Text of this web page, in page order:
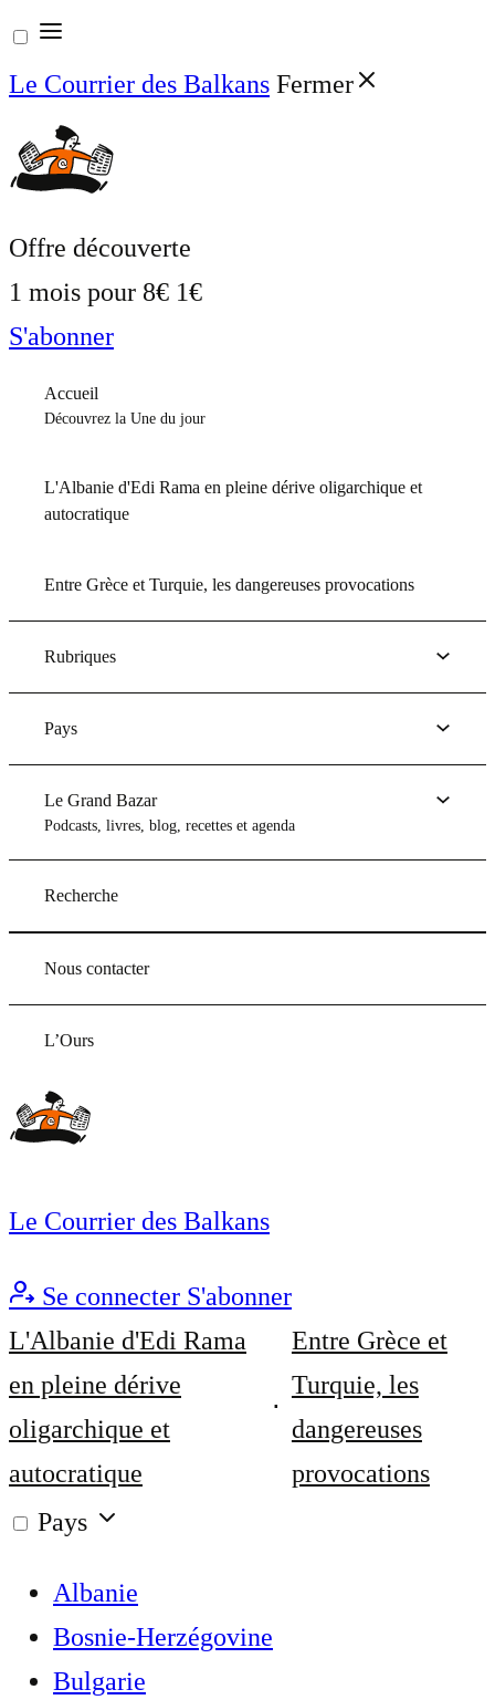
Aller
au
contenu
Le Courrier des Balkans Fermer
Offre découverte
1 mois pour 8€ 1€
S'abonner
Accueil
Découvrez la Une du jour
L'Albanie d'Edi Rama en pleine dérive oligarchique et
autocratique
Entre Grèce et Turquie, les dangereuses provocations
Rubriques
Pays
Le Grand Bazar
Podcasts, livres, blog, recettes et agenda
Recherche
Nous contacter
L’Ours
Le Courrier des Balkans
Se connecter S'abonner
L'Albanie d'Edi Rama
en pleine dérive
oligarchique et
autocratique
Entre Grèce et
Turquie, les
dangereuses
provocations
Pays
Albanie
Bosnie-Herzégovine
Bulgarie